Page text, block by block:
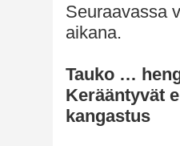
Seuraavassa
aikana.
Tauko …
Kerääntyvät
kangastus